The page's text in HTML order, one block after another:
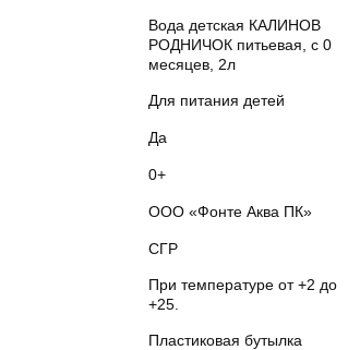
Вода детская КАЛИНОВ
РОДНИЧОК питьевая, с 0
месяцев, 2л
Для питания детей
Да
0+
ООО «Фонте Аква ПК»
СГР
При температуре от +2 до
+25.
Пластиковая бутылка